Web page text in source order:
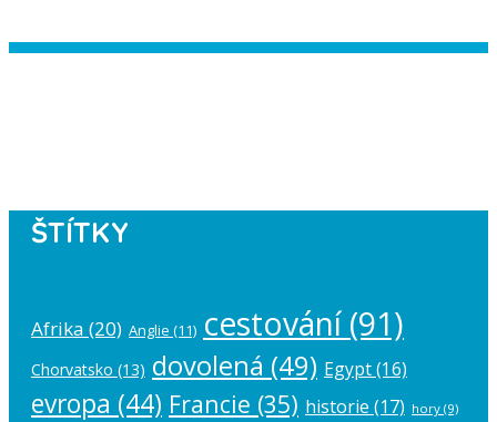
ŠTÍTKY
Afrika (20) Anglie (11) cestování(91)
Chorvatsko (13) dovolená (49) Egypt(16)
evropa (44) Francie (35) historie (17) hory (9)